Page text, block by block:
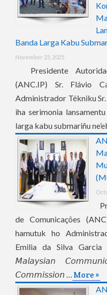
Banda Larga Kabu
November 25, 2025
Presidente
(ANC.IP) Sr. Flávio
Administrador Tékniku
iha serimonia
larga kabu submariñu
de Comunicações
hamutuk ho
Emilia da Silva Garcia
𝘔𝘢𝘭𝘢𝘺𝘴𝘪𝘢𝘯
𝘊𝘰𝘮𝘮𝘪𝘴𝘴𝘪𝘰𝘯 … More »